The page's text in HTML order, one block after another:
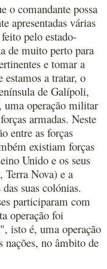
o comandante possa
apresentadas várias
pelo estado-
de muito perto para
e tomar a
estamos a tratar, o
de Galípoli,
uma operação militar
armadas. Neste
entre as forças
existiam forças
Unido e os seus
Nova) e a
suas colónias.
participaram com
operação foi
isto é, uma operação
nações, no âmbito de